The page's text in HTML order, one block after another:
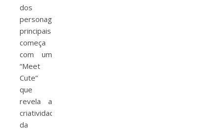
dos
personagens
principais
começa
com um
“Meet
Cute”
que
revela a
criatividade
da